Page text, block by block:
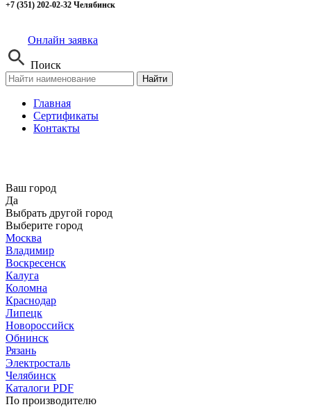
+7 (351) 202-02-32 Челябинск
Онлайн заявка
Поиск
Найти
Главная
Сертификаты
Контакты
Ваш город
Да
Выбрать другой город
Выберите город
Москва
Владимир
Воскресенск
Калуга
Коломна
Краснодар
Липецк
Новороссийск
Обнинск
Рязань
Электросталь
Челябинск
Каталоги PDF
По производителю